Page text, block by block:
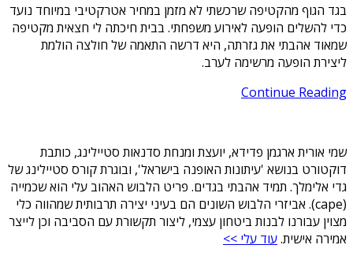
בגד הגוף מהקטיפה שרכשתי לא מזמן במחיר אטרקטיבי במיוחד נועד
כדי להשלים הופעה לאירוע משפחתי. בבית חיכתה לי חצאית מקטיפה
שמאוד אהבתי את גזרתה, היא דרשה התאמה של חולצה הולמת
ליצירת הופעה מרשימה לערב.
Continue Reading
שמי אורית ארגמן פדידא, יועצת ומנחת סדנאות סטיילינג, כותבת
דוקטורט בנושא 'עיתונות האופנה בישראל', ובוגרת קורס סטיילינג של
גדי אלימלך. תמיד אהבתי בגדים. פריט הלבוש האהוב עלי הוא שכמייה
(cape). אביזרי הלבוש השונים הם בעיני יצירה תרבותית שמהווה כלי
מצוין עבורנו לבנות ביטחון עצמי, ליצור תקשורת עם הסביבה וכן לייצר
אמירה אישית.עוד עלי >>